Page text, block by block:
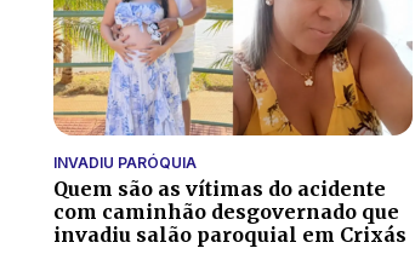
INVADIU PARÓQUIA
Quem são as vítimas do acidente
com caminhão desgovernado que
invadiu salão paroquial em Crixás